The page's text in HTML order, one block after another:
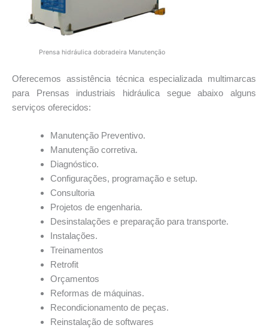
Prensa hidráulica dobradeira Manutençāo
Oferecemos assistência técnica especializada multimarcas
para Prensas industriais hidráulica segue abaixo alguns
serviços oferecidos:
Manutenção Preventivo.
Manutenção corretiva.
Diagnóstico.
Configurações, programação e setup.
Consultoria
Projetos de engenharia.
Desinstalações e preparação para transporte.
Instalações.
Treinamentos
Retrofit
Orçamentos
Reformas de máquinas.
Recondicionamento de peças.
Reinstalação de softwares